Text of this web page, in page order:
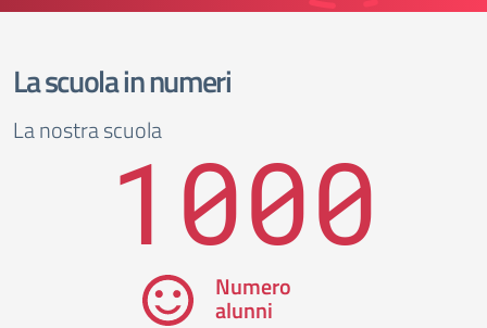
La scuola in numeri
La nostra scuola1000
Numero
alunni